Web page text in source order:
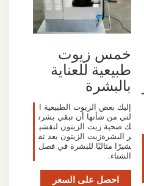
خمس زيوت
طبيعية للعناية
بالبشرة
إليك بعض الزيوت الطبيعية ا
لتي من شأنها أن تبقي بشرت
ك صحية زيت الزيتون لتقشي
ر البشرةزيت الزيتون يعد تق
شيرًا مثاليًا للبشرة في فصل
الشتاء.
احصل على السعر